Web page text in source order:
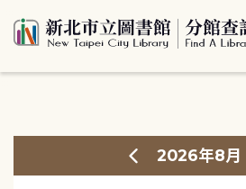
2026年8月